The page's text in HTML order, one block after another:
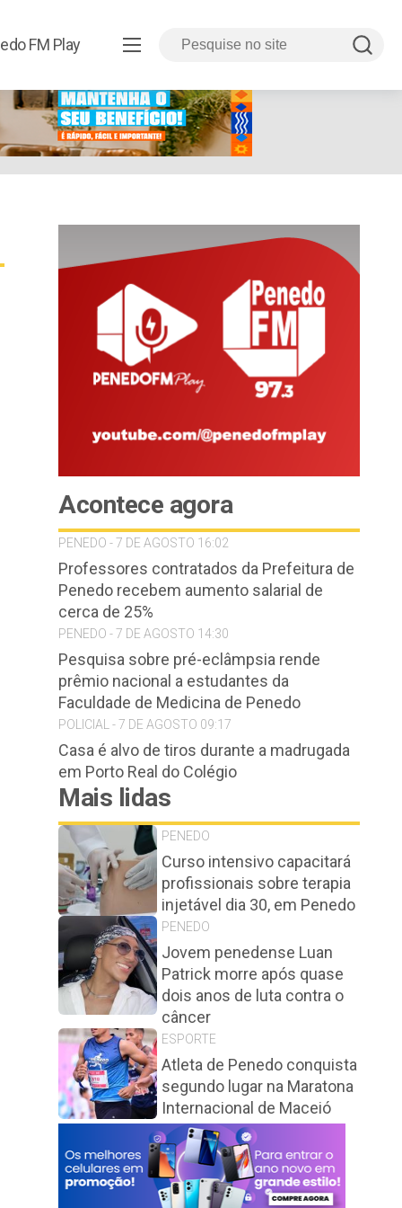
FM Play
Acontece agora
PENEDO - 7 DE AGOSTO 16:02
Professores contratados da Prefeitura de
Penedo recebem aumento salarial de
cerca de 25%
PENEDO - 7 DE AGOSTO 14:30
Pesquisa sobre pré-eclâmpsia rende
prêmio nacional a estudantes da
Faculdade de Medicina de Penedo
POLICIAL - 7 DE AGOSTO 09:17
Casa é alvo de tiros durante a madrugada
em Porto Real do Colégio
Mais lidas
PENEDO
Curso intensivo capacitará
profissionais sobre terapia
injetável dia 30, em Penedo
PENEDO
Jovem penedense Luan
Patrick morre após quase
dois anos de luta contra o
câncer
ESPORTE
Atleta de Penedo conquista
segundo lugar na Maratona
Internacional de Maceió